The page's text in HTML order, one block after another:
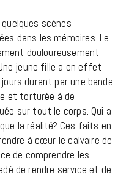
scènes
dans les mémoires. Le
douloureusement
jeune fille a en effet
durant par une bande
et torturée à de
sur tout le corps. Qui a
la réalité? Ces faits en
à cœur le calvaire de
de comprendre les
de rendre service et de